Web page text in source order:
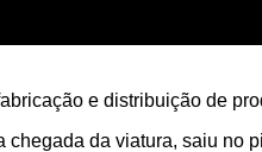
e distribuição de
chegada da viatura, saiu no